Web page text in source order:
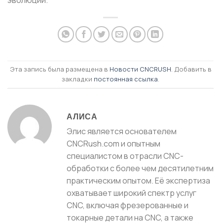
Эта запись была размещена в Новости CNCRUSH. Добавить в
закладки постоянная ссылка.
АЛИСА
Элис является основателем
CNCRush.com и опытным
специалистом в отрасли CNC-
обработки с более чем десятилетним
практическим опытом. Её экспертиза
охватывает широкий спектр услуг
CNC, включая фрезерованные и
токарные детали на CNC, а также